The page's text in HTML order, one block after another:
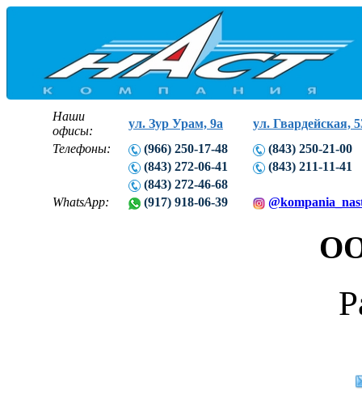
Наши
офисы:
ул. Зур Урам, 9а
ул. Гвардейская,
Телефоны:
(966) 250-17-48
(843) 250-21-00
(843) 272-06-41
(843) 211-11-41
(843) 272-46-68
WhatsApp:
(917) 918-06-39